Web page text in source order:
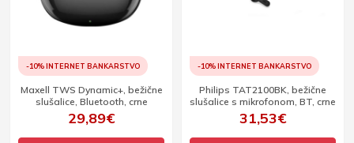
-10% INTERNET BANKARSTVO
Maxell TWS Dynamic+, bežične
slušalice, Bluetooth, crne
29,89€
-10% INTERNET BANKARSTVO
Philips TAT2100BK, bežične
slušalice s mikrofonom, BT, crne
31,53€